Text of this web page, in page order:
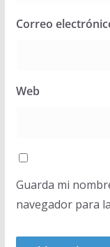
Correo
Web
Guarda mi
navegador para